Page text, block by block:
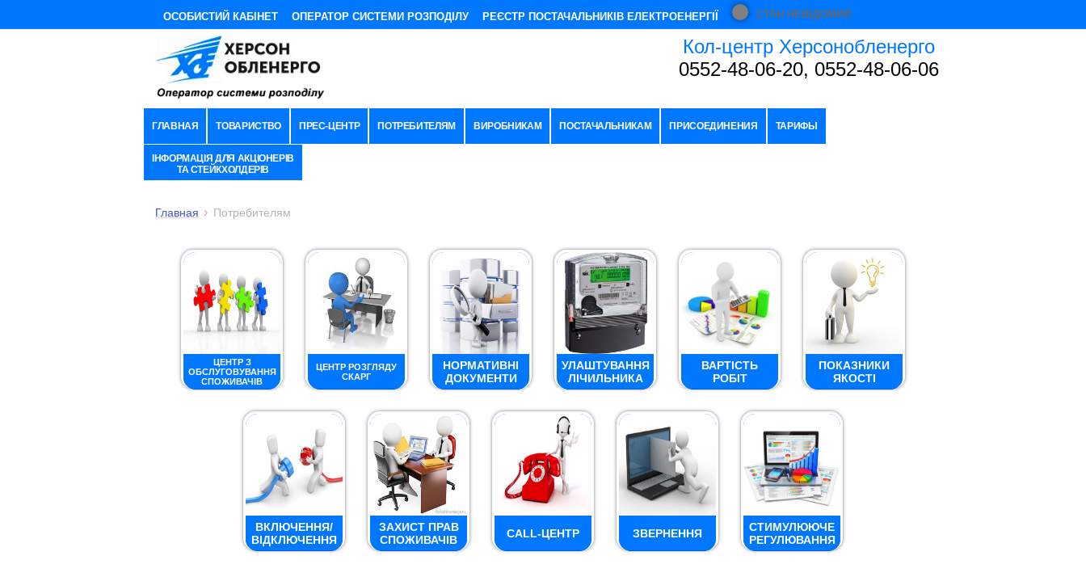
ОСОБИСТИЙ КАБІНЕТ ОПЕРАТОР СИСТЕМИ РОЗПОДІЛУ РЕЄСТР ПОСТАЧАЛЬНИКІВ ЕЛЕКТРОЕНЕРГІЇ СТАН НЕВІДОМИЙ
Кол-центр Херсонобленерго
0552-48-06-20, 0552-48-06-06
ГЛАВНАЯ ТОВАРИСТВО ПРЕС-ЦЕНТР ПОТРЕБИТЕЛЯМ ВИРОБНИКАМ ПОСТАЧАЛЬНИКАМ ПРИСОЕДИНЕНИЯ ТАРИФЫ
ІНФОРМАЦІЯ ДЛЯ АКЦІОНЕРІВ
ТА СТЕЙКХОЛДЕРІВ
Главная Потребителям
ЦЕНТР З
ОБСЛУГОВУВАННЯ
СПОЖИВАЧІВ
ЦЕНТР РОЗГЛЯДУ
СКАРГ
НОРМАТИВНІ
ДОКУМЕНТИ
УЛАШТУВАННЯ
ЛІЧИЛЬНИКА
ВАРТІСТЬ
РОБІТ
ПОКАЗНИКИ
ЯКОСТІ
ВКЛЮЧЕННЯ/
ВІДКЛЮЧЕННЯ
ЗАХИСТ ПРАВ
СПОЖИВАЧІВ
CALL-ЦЕНТР ЗВЕРНЕННЯ
СТИМУЛЮЮЧЕ
РЕГУЛЮВАННЯ